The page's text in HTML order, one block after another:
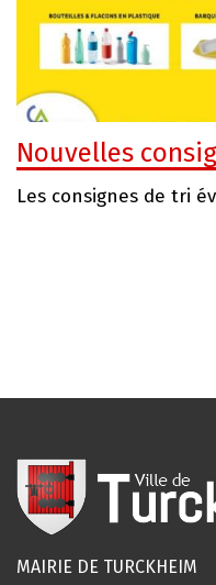
Nouvelles
Les consignes de tri
MAIRIE DE TURCKHEIM